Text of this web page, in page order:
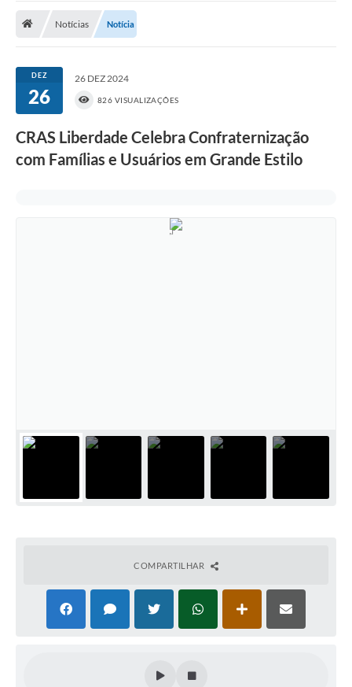
Notícias Notícia
DEZ
26
26 DEZ 2024
826 VISUALIZAÇÕES
CRAS Liberdade Celebra Confraternização
com Famílias e Usuários em Grande Estilo
COMPARTILHAR